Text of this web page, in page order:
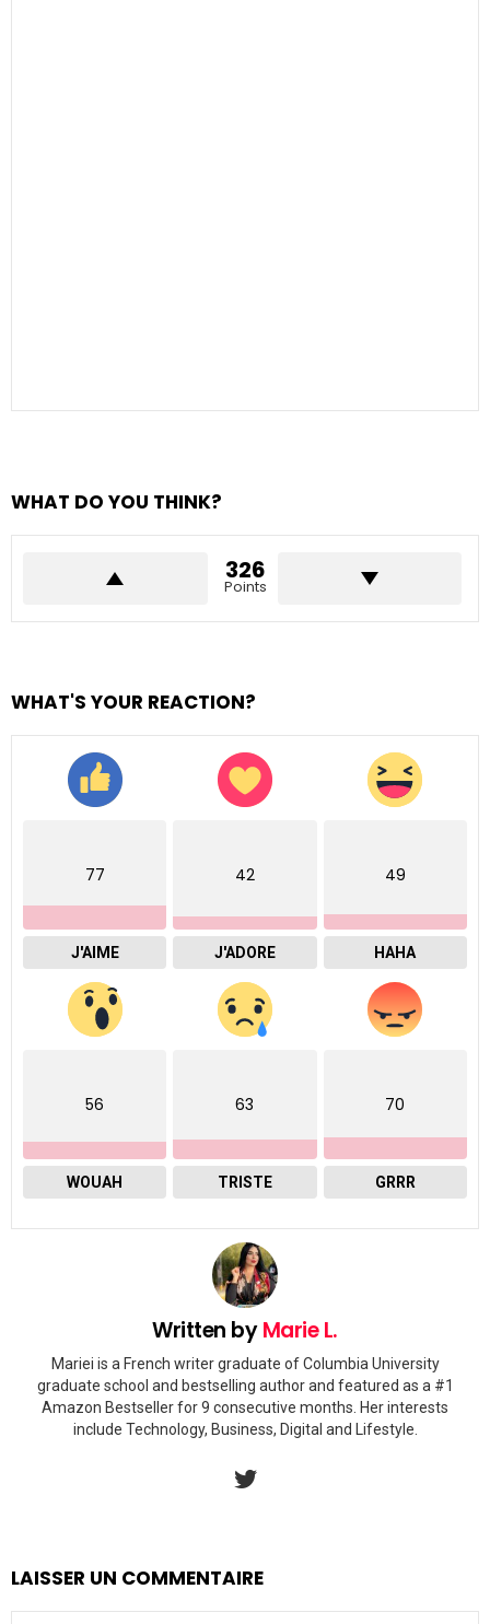
WHAT DO YOU THINK?
326
Points
WHAT'S YOUR REACTION?
77
J'AIME
42
J'ADORE
49
HAHA
56
WOUAH
63
TRISTE
70
GRRR
Written byMarie L.
Mariei is a French writer graduate of Columbia University
graduate school and bestselling author and featured as a #1
Amazon Bestseller for 9 consecutive months. Her interests
include Technology, Business, Digital and Lifestyle.
LAISSER UN COMMENTAIRE